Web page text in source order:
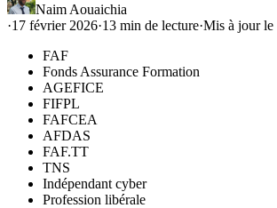
Naim Aouaichia
·17 février 2026·13 min de lecture·Mis à jour le
FAF
Fonds Assurance Formation
AGEFICE
FIFPL
FAFCEA
AFDAS
FAF.TT
TNS
Indépendant cyber
Profession libérale